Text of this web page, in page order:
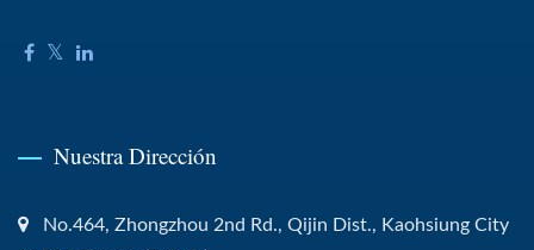
Nuestra Dirección
No.464, Zhongzhou 2nd Rd., Qijin Dist., Kaohsiung City